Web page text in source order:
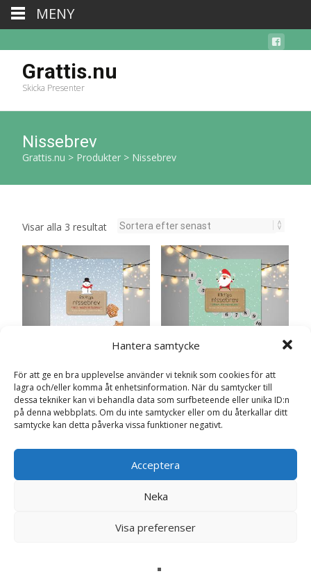
Hantera samtycke
För att ge en bra upplevelse använder vi teknik som cookies för att
lagra och/eller komma åt enhetsinformation. När du samtycker till
dessa tekniker kan vi behandla data som surfbeteende eller unika ID:n
på denna webbplats. Om du inte samtycker eller om du återkallar ditt
samtycke kan detta påverka vissa funktioner negativt.
Acceptera
Neka
Visa preferenser
Grattis.nu
Skicka Presenter
Nissebrev
Grattis.nu > Produkter > Nissebrev
Visar alla 3 resultatSortera
efter
senaste
Nissebrev – Nissen är tillbaka
år 2
115kr
Nissebrev – Räkna lätt med
nissen
115kr
MENY